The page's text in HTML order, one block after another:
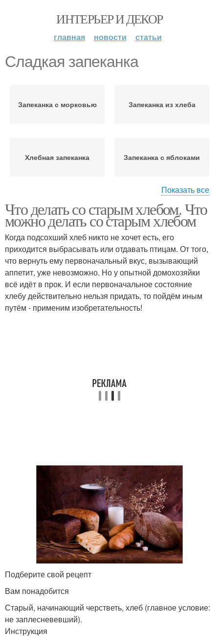
ИНТЕРЬЕР И ДЕКОР
главная новости статьи
Сладкая запеканка
Запеканка с морковью Запеканка из хлеба
Хлебная запеканка Запеканка с яблоками
помидорами
Показать все
Что делать со старым хлебом. Что
можно делать со старым хлебом
Когда подсохший хлеб никто не хочет есть, его
приходится выбрасывать или отдавать птицам. От того,
что вернуть ему первоначальный вкус, вызывающий
аппетит, уже невозможно. Но у опытной домохозяйки
всё идёт в прок. И если первоначальное состояние
хлебу действительно нельзя придать, то пойдём иным
путём - применим изобретательность!
Подберите свой рецепт
Вам понадобится
Старый, начинающий черстветь, хлеб (главное условие:
не заплесневевший).
Инструкция